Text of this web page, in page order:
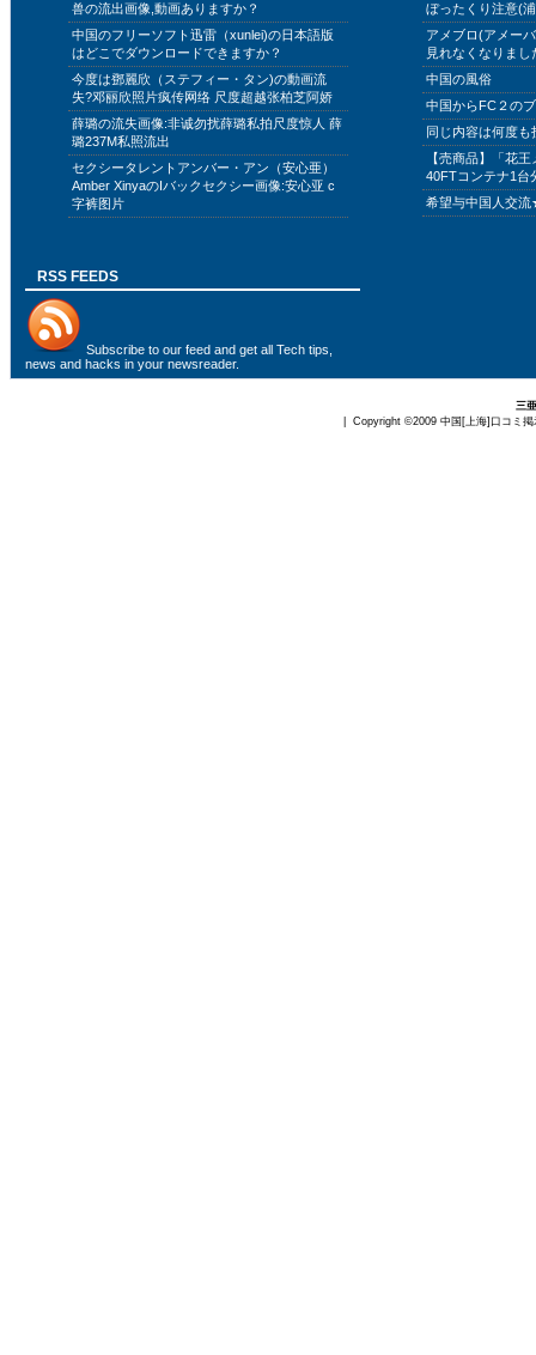
兽の流出画像,動画ありますか？
中国のフリーソフト迅雷（xunlei)の日本語版
はどこでダウンロードできますか？
今度は鄧麗欣（ステフィー・タン)の動画流
失?邓丽欣照片疯传网络 尺度超越张柏芝阿娇
薛璐の流失画像:非诚勿扰薛璐私拍尺度惊人 薛
璐237M私照流出
セクシータレントアンバー・アン（安心亜）
Amber XinyaのIバックセクシー画像:安心亚 c
字裤图片
ぼったくり注意(
アメブロ(アメー
見れなくなりまし
中国の風俗
中国からFC２の
同じ内容は何度
【売商品】「花
40FTコンテナ1台
希望与中国人交
RSS FEEDS
Subscribe to our feed and get all Tech tips,
news and hacks in your newsreader.
三
| Copyright ©2009 中国[上海]口コミ掲